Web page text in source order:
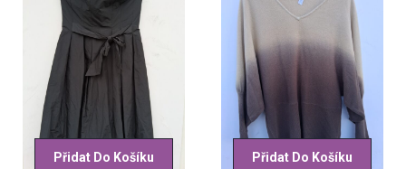
Přidat Do Košíku Přidat Do Košíku